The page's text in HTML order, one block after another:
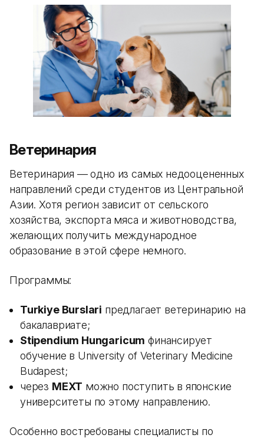
Ветеринария
Ветеринария — одно из самых недооцененных
направлений среди студентов из Центральной
Азии. Хотя регион зависит от сельского
хозяйства, экспорта мяса и животноводства,
желающих получить международное
образование в этой сфере немного.
Программы:
Turkiye Burslari предлагает ветеринарию на
бакалавриате;
Stipendium Hungaricum финансирует
обучение в University of Veterinary Medicine
Budapest;
через MEXT можно поступить в японские
университеты по этому направлению.
Особенно востребованы специалисты по